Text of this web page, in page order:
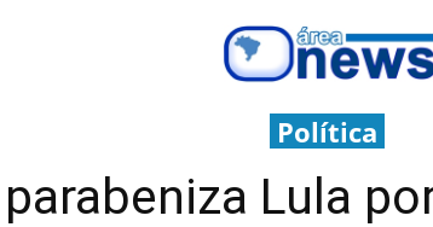
Política
Lula